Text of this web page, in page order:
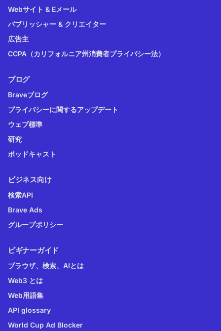
Webサイト & Eメール
パブリッシャー & クリエイター
広告主
CCPA（カリフォルニア州消費者プライバシー法）
ブログ
Braveブログ
プライバシーに関するアップデート
ウェブ標準
研究
ポッドキャスト
ビジネス向け
検索API
Brave Ads
グループポリシー
ビギナーガイド
ブラウザ、検索、AIとは
Web3 とは
Web用語集
API glossary
World Cup Ad Blocker